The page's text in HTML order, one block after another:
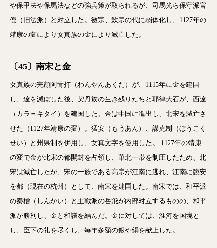
や保甲法や保馬法などの強兵策が取られるが、司馬光ら保守派官
僚（旧法派）と対立した。徽宗、欽宗の代に弱体化し、1127年の
靖康の変により女真族の金により滅亡した。
〔45〕南宋と金
女真族の完顔阿骨打（わんやんあくだ）が、1115年に金を建国
し、遼を滅ぼした後、契丹族の生き残りたちと耶律大石が、西遼
（カラ＝キタイ）を建国した。金は中国に進出し、北宋を滅亡さ
せた（1127年靖康の変）。猛安（もうあん）、謀克制（ぼうこく
せい）と州県制を併用し、女真文字を使用した。 1127年の靖康
の変で金が北宋の都開封を占領し、華北一帯を制圧したため、北
宋は滅亡したが、宋の一族である高宗が江南に逃れ、江南に臨安
を都（現在の杭州）として、南宋を建国した。南宋では、和平派
の秦檜（しんかい）と主戦派の岳飛が内部対立するものの、和平
派が勝利し、金と和議を結んだ。金に対しては、淮河を国境と
し、臣下の礼を尽くし、毎年多額の銀や絹を献上した。